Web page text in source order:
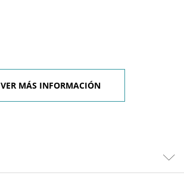
VER MÁS INFORMACIÓN